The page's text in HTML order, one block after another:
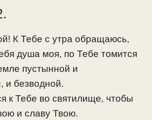
К Тебе с утра обращаюсь,
душа моя, по Тебе томится
пустынной и
и безводной.
к Тебе во святилище, чтобы
и славу Твою.